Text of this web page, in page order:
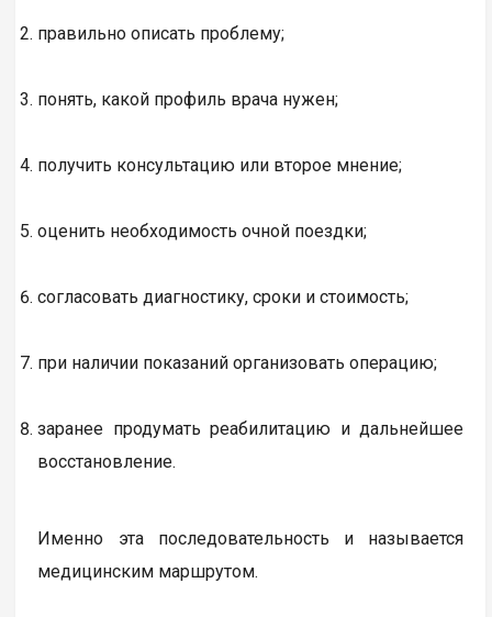
правильно описать проблему;
понять, какой профиль врача нужен;
получить консультацию или второе мнение;
оценить необходимость очной поездки;
согласовать диагностику, сроки и стоимость;
при наличии показаний организовать операцию;
заранее продумать реабилитацию и дальнейшее
восстановление.
Именно эта последовательность и называется
медицинским маршрутом.